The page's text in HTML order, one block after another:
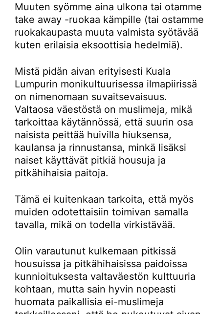
Muuten syömme aina ulkona tai otamme
take away -ruokaa kämpille (tai ostamme
ruokakaupasta muuta valmista syötävää
kuten erilaisia eksoottisia hedelmiä).
Mistä pidän aivan erityisesti Kuala
Lumpurin monikultuurisessa ilmapiirissä
on nimenomaan suvaitsevaisuus.
Valtaosa väestöstä on muslimeja, mikä
tarkoittaa käytännössä, että suurin osa
naisista peittää huivilla hiuksensa,
kaulansa ja rinnustansa, minkä lisäksi
naiset käyttävät pitkiä housuja ja
pitkähihaisia paitoja.
Tämä ei kuitenkaan tarkoita, että myös
muiden odotettaisiin toimivan samalla
tavalla, mikä on todella virkistävää.
Olin varautunut kulkemaan pitkissä
housuissa ja pitkähihaisissa paidoissa
kunnioituksesta valtaväestön kulttuuria
kohtaan, mutta sain hyvin nopeasti
huomata paikallisia ei-muslimeja